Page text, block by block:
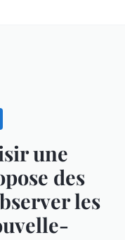
une
des
les